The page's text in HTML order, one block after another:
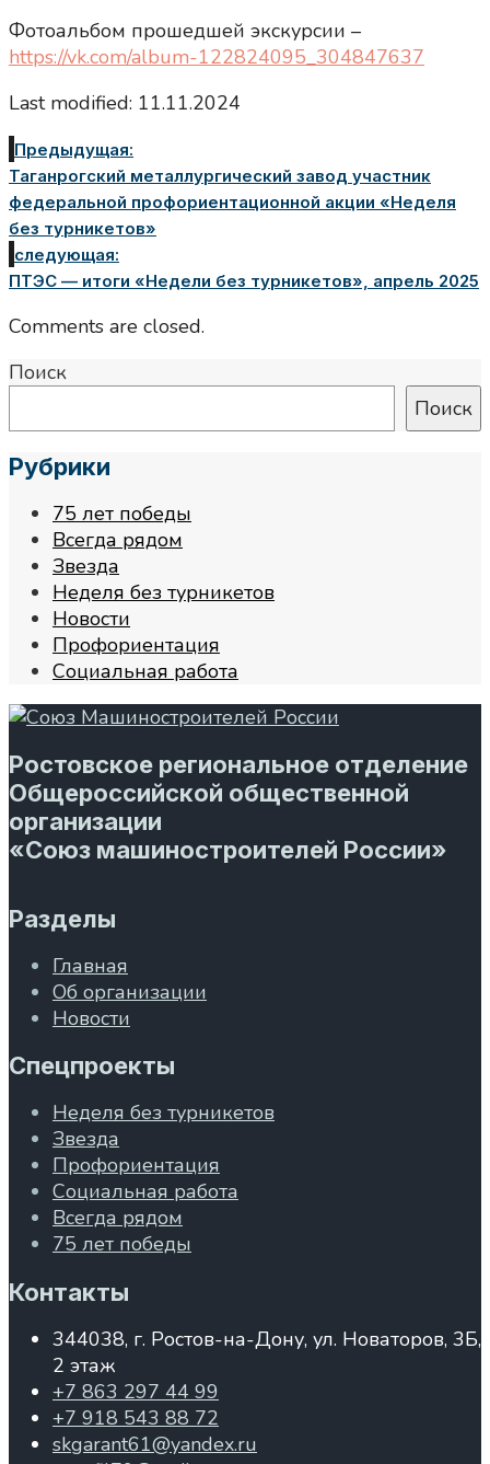
Фотоальбом прошедшей экскурсии –
https://vk.com/album-122824095_304847637
Last modified: 11.11.2024
Предыдущая:
Таганрогский металлургический завод участник
федеральной профориентационной акции «Неделя
без турникетов»
следующая:
ПТЭС — итоги «Недели без турникетов», апрель 2025
Comments are closed.
Поиск
Поиск
Рубрики
75 лет победы
Всегда рядом
Звезда
Неделя без турникетов
Новости
Профориентация
Социальная работа
Ростовское региональное отделение
Общероссийской общественной
организации
«Союз машиностроителей России»
Разделы
Главная
Об организации
Новости
Спецпроекты
Неделя без турникетов
Звезда
Профориентация
Социальная работа
Всегда рядом
75 лет победы
Контакты
344038, г. Ростов-на-Дону, ул. Новаторов, 3Б,
2 этаж
+7 863 297 44 99
+7 918 543 88 72
skgarant61@yandex.ru